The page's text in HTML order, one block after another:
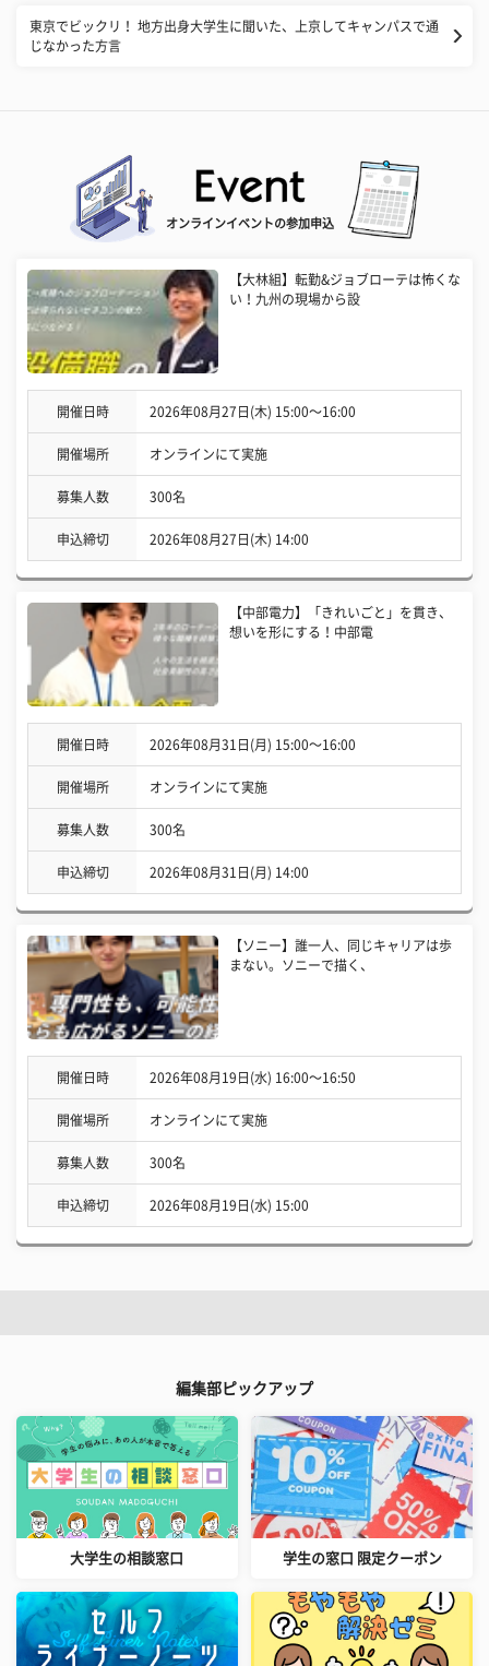
東京でビックリ！ 地方出身大学生に聞いた、上京してキャンパスで通
じなかった方言
オンラインイベントの参加申込
【大林組】転勤&ジョブローテは怖くな
い！九州の現場から設
開催日時 2026年08月27日(木) 15:00〜16:00
開催場所 オンラインにて実施
募集人数 300名
申込締切 2026年08月27日(木) 14:00
【中部電力】「きれいごと」を貫き、
想いを形にする！中部電
開催日時 2026年08月31日(月) 15:00〜16:00
開催場所 オンラインにて実施
募集人数 300名
申込締切 2026年08月31日(月) 14:00
【ソニー】誰一人、同じキャリアは歩
まない。ソニーで描く、
開催日時 2026年08月19日(水) 16:00〜16:50
開催場所 オンラインにて実施
募集人数 300名
申込締切 2026年08月19日(水) 15:00
編集部ピックアップ
大学生の相談窓口 学生の窓口 限定クーポン